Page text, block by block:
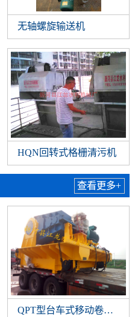
无轴螺旋输送机
HQN回转式格栅清污机
查看更多+
QPT型台车式移动卷扬启闭